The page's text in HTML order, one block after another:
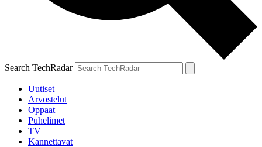
Search TechRadar
Uutiset
Arvostelut
Oppaat
Puhelimet
TV
Kannettavat